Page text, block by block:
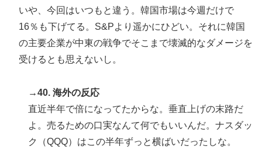
いや、今回はいつもと違う。韓国市場は今週だけで
16％も下げてる。S&Pより遥かにひどい。それに韓国
の主要企業が中東の戦争でそこまで壊滅的なダメージを
受けるとも思えないし。
→40. 海外の反応
直近半年で倍になってたからな。垂直上げの末路だ
よ。売るための口実なんて何でもいいんだ。ナスダッ
ク（QQQ）はこの半年ずっと横ばいだったしな。